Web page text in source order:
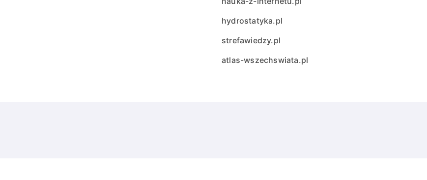
hydrostatyka.pl
strefawiedzy.pl
atlas-wszechswiata.pl